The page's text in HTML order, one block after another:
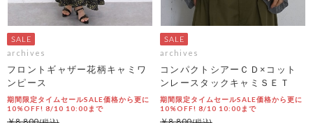
archives
フロントギャザー花柄キャミワ
ンピース
期間限定タイムセールSALE価格から更に
10%OFF! 8/10 10:00まで
archives
コンパクトシアーＣＤ×コット
ンレースタックキャミＳＥＴ
期間限定タイムセールSALE価格から更に
10%OFF! 8/10 10:00まで